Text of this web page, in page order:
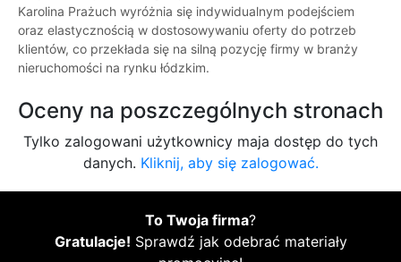
Karolina Prażuch wyróżnia się indywidualnym podejściem
oraz elastycznością w dostosowywaniu oferty do potrzeb
klientów, co przekłada się na silną pozycję firmy w branży
nieruchomości na rynku łódzkim.
Oceny na poszczególnych stronach
Tylko zalogowani użytkownicy maja dostęp do tych
danych. Kliknij, aby się zalogować.
To Twoja firma?
Gratulacje! Sprawdź jak odebrać materiały